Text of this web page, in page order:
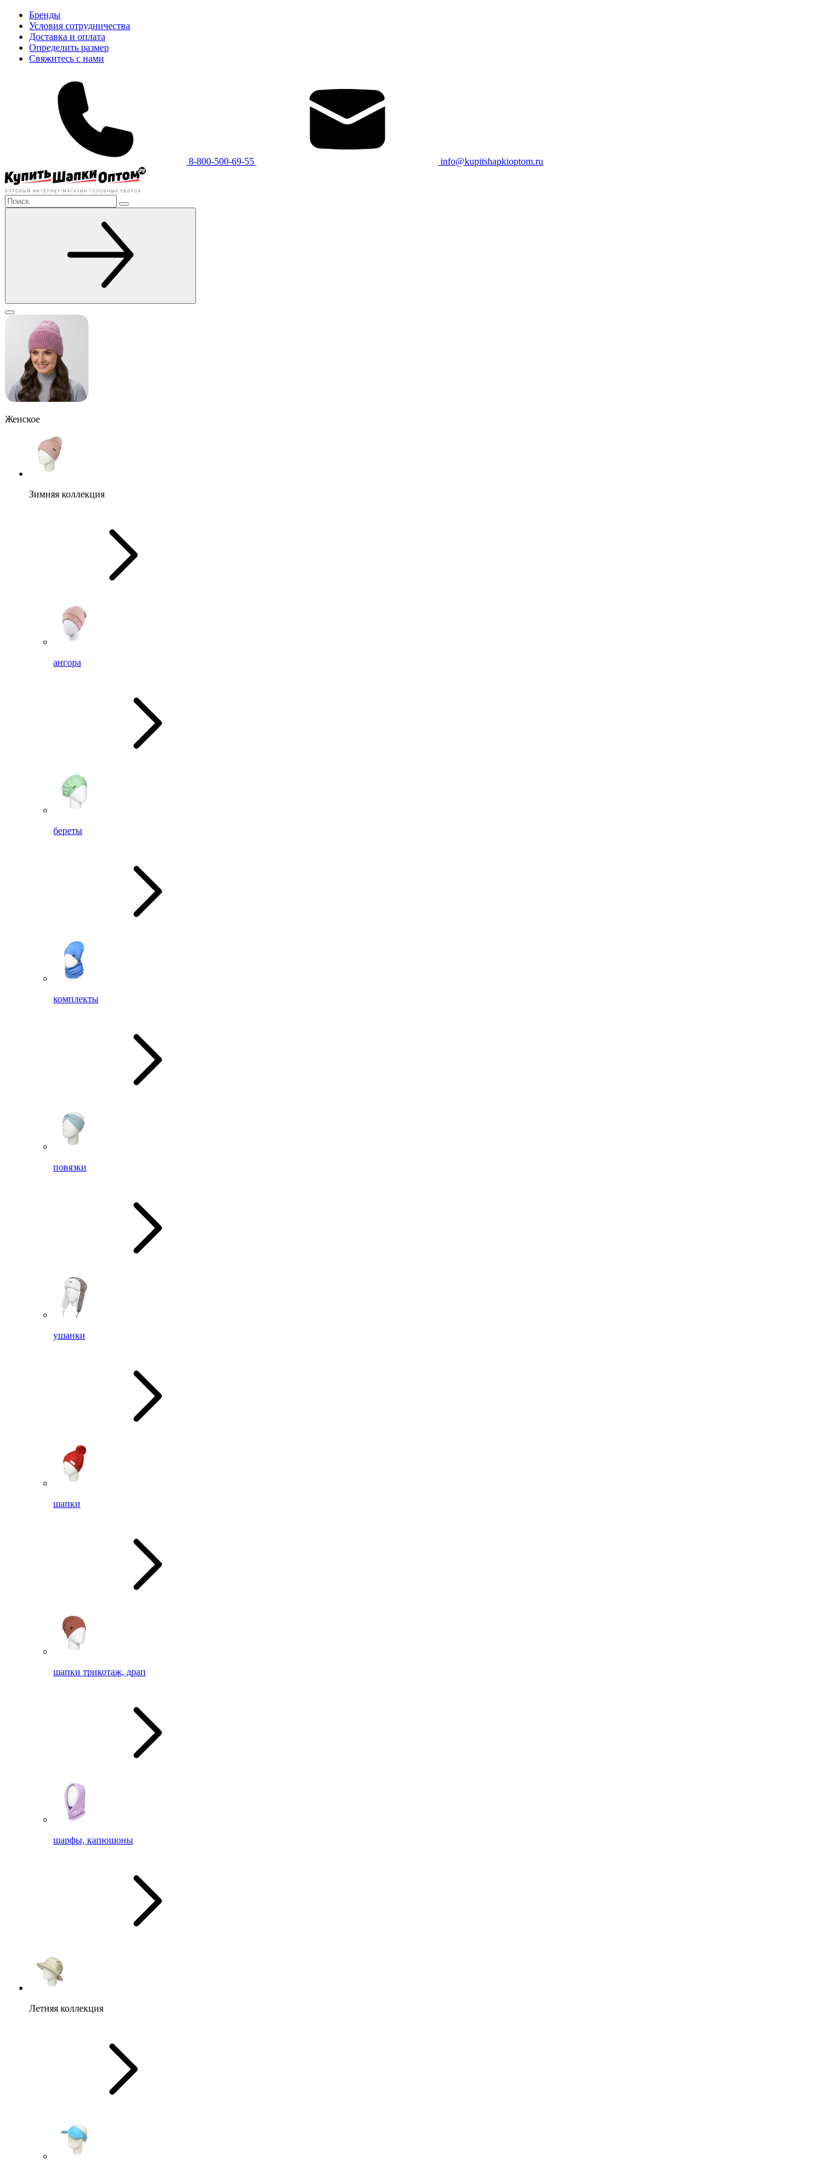
Бренды
Условия сотрудничества
Доставка и оплата
Определить размер
Свяжитесь с нами
8-800-500-69-55 info@kupitshapkioptom.ru
Женское
Зимняя коллекция
ангора
береты
комплекты
повязки
ушанки
шапки
шапки трикотаж, драп
шарфы, капюшоны
Летняя коллекция